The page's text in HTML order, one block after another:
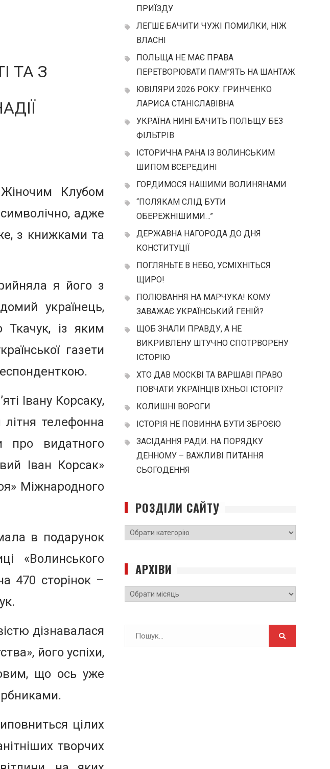
ТА З
Клубом
адже
з книжками та
я його з
українець,
Ткачук, із яким
газети
Івану Корсаку,
телефонна
про видатного
Іван Корсак»
Міжнародного
в подарунок
«Волинського
470 сторінок –
дізнавалася
його успіхи,
що ось уже
цілих
творчих
ПРИЇЗДУ
ЛЕГШЕ БАЧИТИ ЧУЖІ ПОМИЛКИ, НІЖ
ВЛАСНІ
ПОЛЬЩА НЕ МАЄ ПРАВА
ПЕРЕТВОРЮВАТИ ПАМ”ЯТЬ НА ШАНТАЖ
ЮВІЛЯРИ 2026 РОКУ: ГРИНЧЕНКО
ЛАРИСА СТАНІСЛАВІВНА
УКРАЇНА НИНІ БАЧИТЬ ПОЛЬЩУ БЕЗ
ФІЛЬТРІВ
ІСТОРИЧНА РАНА ІЗ ВОЛИНСЬКИМ
ШИПОМ ВСЕРЕДИНІ
ГОРДИМОСЯ НАШИМИ ВОЛИНЯНАМИ
“ПОЛЯКАМ СЛІД БУТИ
ОБЕРЕЖНІШИМИ…”
ДЕРЖАВНА НАГОРОДА ДО ДНЯ
КОНСТИТУЦІЇ
ПОГЛЯНЬТЕ В НЕБО, УСМІХНІТЬСЯ
ЩИРО!
ПОЛЮВАННЯ НА МАРЧУКА! КОМУ
ЗАВАЖАЄ УКРАЇНСЬКИЙ ГЕНІЙ?
ЩОБ ЗНАЛИ ПРАВДУ, А НЕ
ВИКРИВЛЕНУ ШТУЧНО СПОТРВОРЕНУ
ІСТОРІЮ
ХТО ДАВ МОСКВІ ТА ВАРШАВІ ПРАВО
ПОВЧАТИ УКРАЇНЦІВ ЇХНЬОЇ ІСТОРІЇ?
КОЛИШНІ ВОРОГИ
ІСТОРІЯ НЕ ПОВИННА БУТИ ЗБРОЄЮ
ЗАСІДАННЯ РАДИ. НА ПОРЯДКУ
ДЕННОМУ – ВАЖЛИВІ ПИТАННЯ
СЬОГОДЕННЯ
РОЗДІЛИ САЙТУ
РОЗДІЛИ
АРХІВИ
Архіви
Search